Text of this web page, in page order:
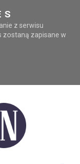
z serwisu
zostaną zapisane w